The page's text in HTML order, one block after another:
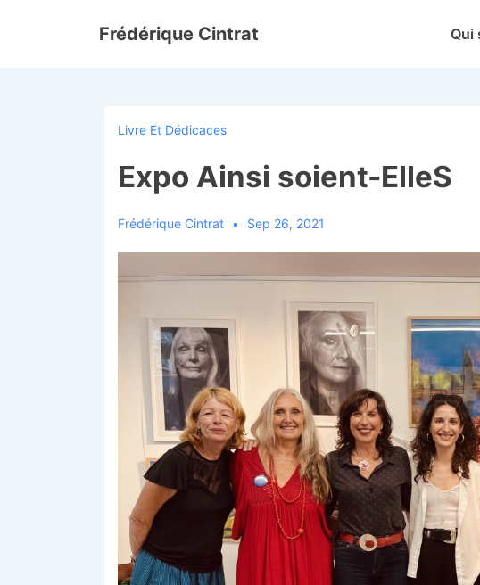
Frédérique Cintrat
MainQui
Livre Et Dédicaces
Expo Ainsi soient-ElleS
Frédérique Cintrat Sep 26, 2021